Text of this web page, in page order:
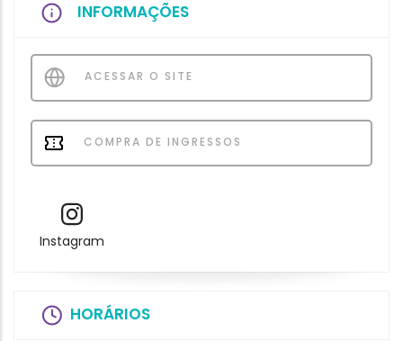
INFORMAÇÕES
ACESSAR O SITE
COMPRA DE INGRESSOS
Instagram
HORÁRIOS